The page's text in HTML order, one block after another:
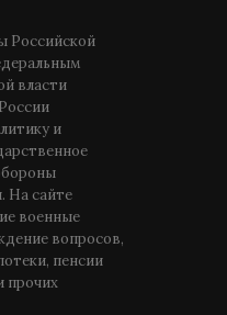
Российской
власти
и
На сайте
военные
вопросов,
пенсии
прочих